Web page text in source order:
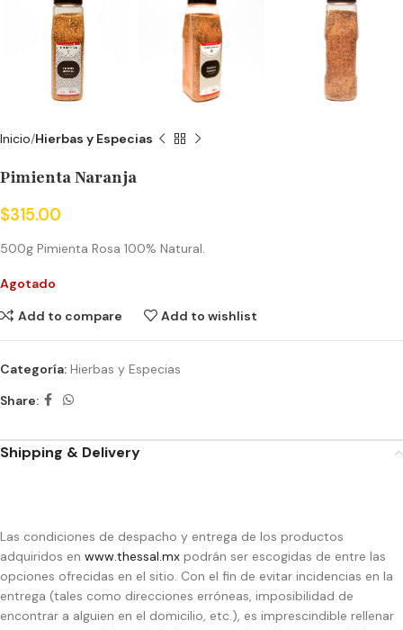
Inicio Hierbas y Especias
Pimienta Naranja
$315.00
500g Pimienta Rosa 100% Natural.
Agotado
Add to compare
Add to wishlist
Categoría: Hierbas y Especias
Share:
Shipping & Delivery
Las condiciones de despacho y entrega de los productos
adquiridos en www.thessal.mx podrán ser escogidas de entre las
opciones ofrecidas en el sitio. Con el fin de evitar incidencias en la
entrega (tales como direcciones erróneas, imposibilidad de
encontrar a alguien en el domicilio, etc.), es imprescindible rellenar